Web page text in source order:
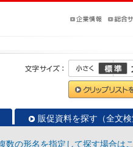
販促資料を探す（全文検
数の形名を指定して探す場合は